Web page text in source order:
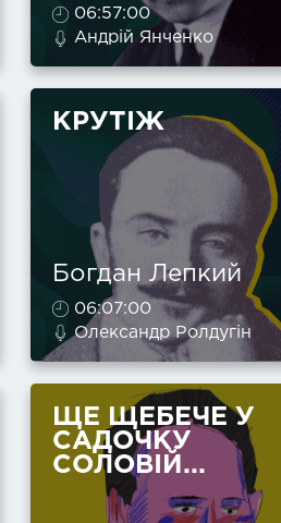
06:57:00
Андрій Янченко
КРУТІЖ
Богдан Лепкий
06:07:00
Олександр Ролдугін
ЩЕ ЩЕБЕЧЕ У
САДОЧКУ
СОЛОВІЙ...